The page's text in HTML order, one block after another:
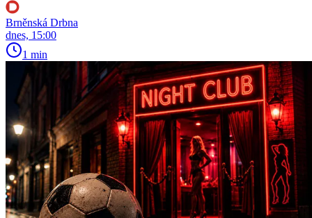
Brněnská Drbna
dnes, 15:00
1 min